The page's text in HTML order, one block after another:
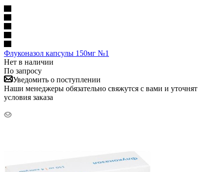
Флуконазол капсулы 150мг №1
Нет в наличии
По запросу
Уведомить о поступлении
Наши менеджеры обязательно свяжутся с вами и уточнят
условия заказа